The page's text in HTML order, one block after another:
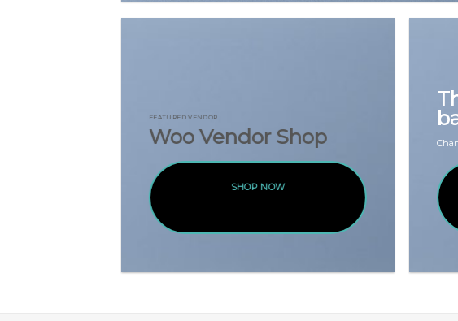
FEATURED VENDOR
Woo Vendor Shop
SHOP NOW